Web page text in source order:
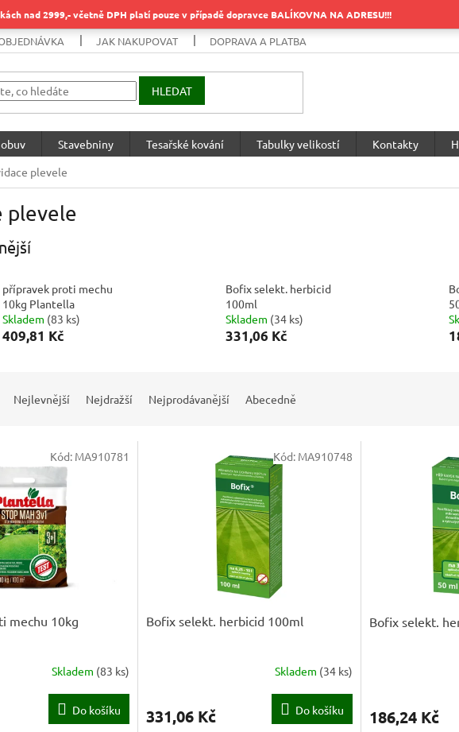
nad 2999,- včetně DPH platí pouze v případě dopravce BALÍKOVNA NA ADRESU!!!
JAK NAKUPOVAT DOPRAVA A PLATBA
HLEDAT
Stavebniny Tesařské kování Tabulky velikostí Kontakty
plevele
plevele
přípravek proti mechu
10kg Plantella
Skladem (83 ks)
409,81 Kč
Bofix selekt. herbicid
100ml
Skladem (34 ks)
331,06 Kč
Nejlevnější Nejdražší Nejprodávanější Abecedně
mechu 10kg
Skladem (83 ks)
Do košíku
Kód: MA910781
Bofix selekt. herbicid 100ml
Skladem (34 ks)
331,06 Kč Do košíku
Kód: MA910748
Bofix selekt.
186,24 Kč